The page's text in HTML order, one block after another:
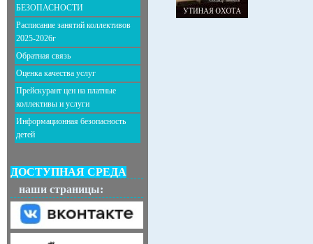
БЕЗОПАСНОСТИ
Расписание занятий коллективов
2025-2026г
Обратная связь
Оценка качества услуг
Прейскурант цен на платные
коллективы и услуги
Информационная безопасность
детей
ДОСТУПНАЯ СРЕДА
наши страницы: